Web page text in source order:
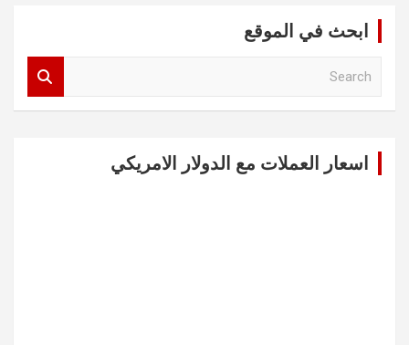
ابحث في الموقع
اسعار العملات مع الدولار الامريكي